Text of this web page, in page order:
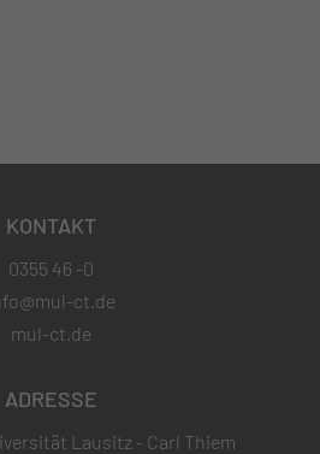
KONTAKT
0355 46 -0
ct.de
mul-ct.de
ADRESSE
Lausitz - Carl Thiem